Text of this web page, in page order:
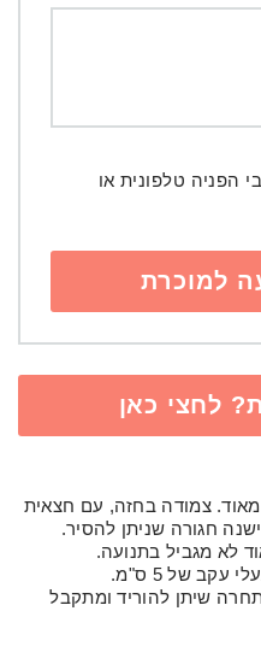
הפניה טלפונית או
לחצי כאן
מאוד. צמודה בחזה, עם חצאית
חגורה שניתן להסיר.
לא מגביל בתנועה.
שיתן להוריד ומתקבל